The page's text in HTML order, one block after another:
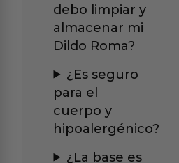
debo limpiar y
almacenar mi
Dildo Roma?
¿Es seguro
para el
cuerpo y
hipoalergénico?
¿La base es